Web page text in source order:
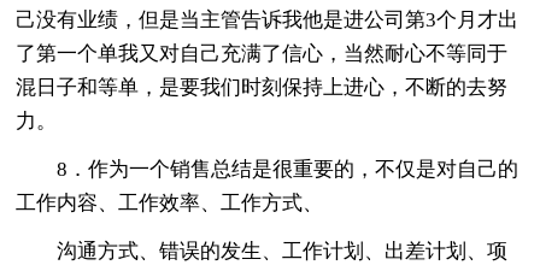
己没有业绩，但是当主管告诉我他是进公司第3个月才出
了第一个单我又对自己充满了信心，当然耐心不等同于
混日子和等单，是要我们时刻保持上进心，不断的去努
力。
8．作为一个销售总结是很重要的，不仅是对自己的
工作内容、工作效率、工作方式、
沟通方式、错误的发生、工作计划、出差计划、项